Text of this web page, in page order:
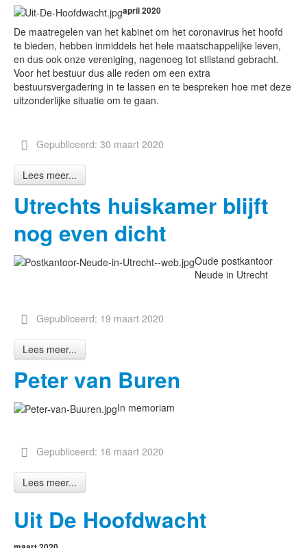
april 2020
De maatregelen van het kabinet om het coronavirus het hoofd
te bieden, hebben inmiddels het hele maatschappelijke leven,
en dus ook onze vereniging, nagenoeg tot stilstand gebracht.
Voor het bestuur dus alle reden om een extra
bestuursvergadering in te lassen en te bespreken hoe met deze
uitzonderlijke situatie om te gaan.
Gepubliceerd: 30 maart 2020
Lees meer...
Utrechts huiskamer blijft
nog even dicht
Oude postkantoor
Neude in Utrecht
Gepubliceerd: 19 maart 2020
Lees meer...
Peter van Buren
In memoriam
Gepubliceerd: 16 maart 2020
Lees meer...
Uit De Hoofdwacht